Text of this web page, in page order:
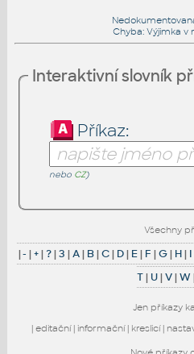
Chyba: Výjimka v
Interaktivní slovník
Příkaz:
nebo CZ)
Všechny
|- |+|?|3 |A| B|C| D| E| F |G| H| I
T| U|V|W
Jen příkazy
| editační| informační| kreslicí|